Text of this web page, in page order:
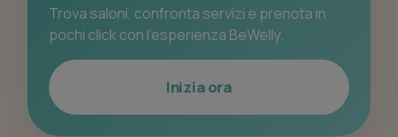
Trova saloni, confronta servizi e prenota in
pochi click con l’esperienza BeWelly.
Inizia ora